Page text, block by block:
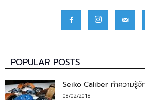
POPULAR POSTS
Seiko Caliber ทำความรู้
08/02/2018